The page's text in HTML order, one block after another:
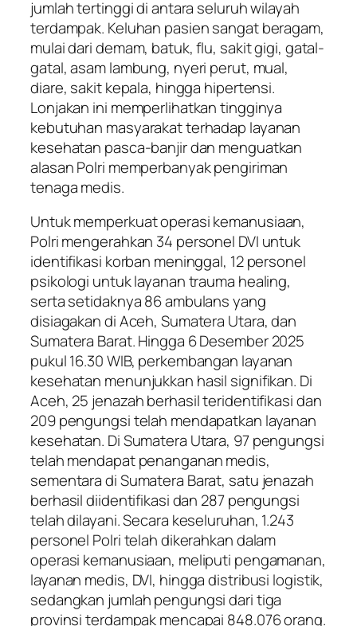
jumlah tertinggi di antara seluruh wilayah
terdampak. Keluhan pasien sangat beragam,
mulai dari demam, batuk, flu, sakit gigi, gatal-
gatal, asam lambung, nyeri perut, mual,
diare, sakit kepala, hingga hipertensi.
Lonjakan ini memperlihatkan tingginya
kebutuhan masyarakat terhadap layanan
kesehatan pasca-banjir dan menguatkan
alasan Polri memperbanyak pengiriman
tenaga medis.
Untuk memperkuat operasi kemanusiaan,
Polri mengerahkan 34 personel DVI untuk
identifikasi korban meninggal, 12 personel
psikologi untuk layanan trauma healing,
serta setidaknya 86 ambulans yang
disiagakan di Aceh, Sumatera Utara, dan
Sumatera Barat. Hingga 6 Desember 2025
pukul 16.30 WIB, perkembangan layanan
kesehatan menunjukkan hasil signifikan. Di
Aceh, 25 jenazah berhasil teridentifikasi dan
209 pengungsi telah mendapatkan layanan
kesehatan. Di Sumatera Utara, 97 pengungsi
telah mendapat penanganan medis,
sementara di Sumatera Barat, satu jenazah
berhasil diidentifikasi dan 287 pengungsi
telah dilayani. Secara keseluruhan, 1.243
personel Polri telah dikerahkan dalam
operasi kemanusiaan, meliputi pengamanan,
layanan medis, DVI, hingga distribusi logistik,
sedangkan jumlah pengungsi dari tiga
provinsi terdampak mencapai 848.076 orang.